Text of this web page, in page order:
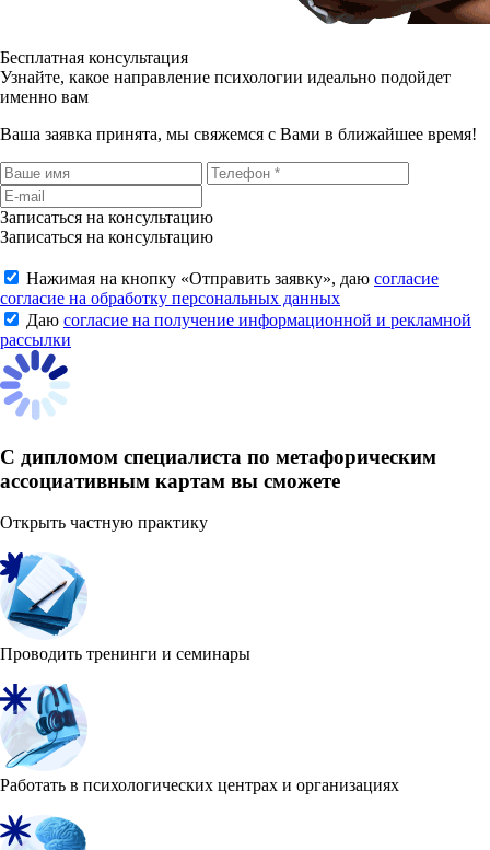
Бесплатная консультация
Узнайте, какое направление психологии идеально подойдет
именно вам
Ваша заявка принята, мы свяжемся с Вами в ближайшее время!
Записаться на консультацию
Записаться на консультацию
Нажимая на кнопку «Отправить заявку», даю согласие
согласие на обработку персональных данных
Даю согласие на получение информационной и рекламной
рассылки
С дипломом специалиста по метафорическим
ассоциативным картам вы сможете
Открыть частную практику
Проводить тренинги и семинары
Работать в психологических центрах и организациях